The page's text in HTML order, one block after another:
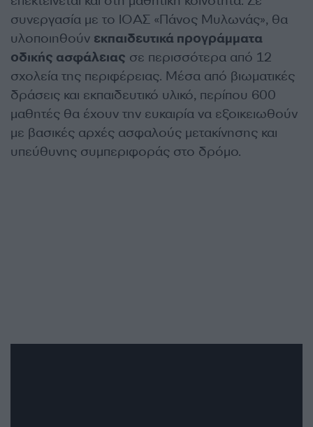
συνεργασία με το ΙΟΑΣ «Πάνος Μυλωνάς», θα
υλοποιηθούν εκπαιδευτικά προγράμματα
οδικής ασφάλειας σε περισσότερα από 12
σχολεία της περιφέρειας. Μέσα από βιωματικές
δράσεις και εκπαιδευτικό υλικό, περίπου 600
μαθητές θα έχουν την ευκαιρία να εξοικειωθούν
με βασικές αρχές ασφαλούς μετακίνησης και
υπεύθυνης συμπεριφοράς στο δρόμο.